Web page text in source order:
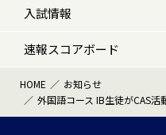
入試情報
速報スコアボード
HOME
お知らせ
外国語コース IB生徒がCAS